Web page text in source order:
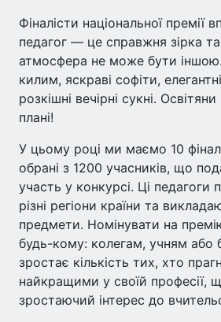
Фіналісти національної премії
педагог — це справжня зірка
атмосфера не може бути
килим, яскраві софіти,
розкішні вечірні сукні.
плані!
У цьому році ми маємо 10
обрані з 1200 учасників, що
участь у конкурсі. Ці педагоги
різні регіони країни та
предмети. Номінувати на
будь-кому: колегам, учням або
зростає кількість тих, хто
найкращими у своїй професії,
зростаючий інтерес до